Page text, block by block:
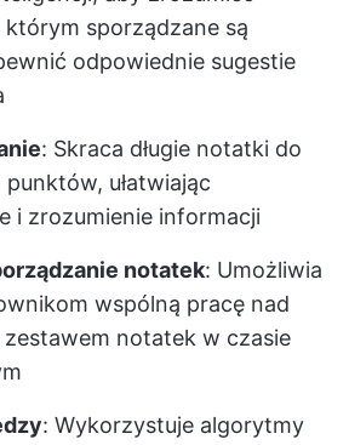
sporządzane są
odpowiednie sugestie
: Skraca długie notatki do
ułatwiając
i zrozumienie informacji
notatek: Umożliwia
wspólną pracę nad
notatek w czasie
: Wykorzystuje algorytmy